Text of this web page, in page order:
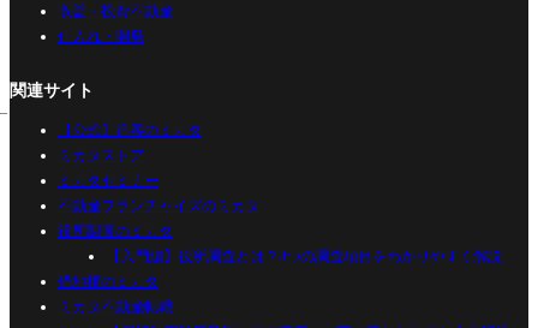
収益・投資不動産
仕入れ・開発
関連サイト
【公式】追客のミカタ
ミカタストア
ミカタセミナー
不動産フランチャイズのミカタ
役所調査のミカタ
【入門編】役所調査とは？8つの調査項目をわかりやすく解説
借地権のミカタ
ミカタ不動産転職